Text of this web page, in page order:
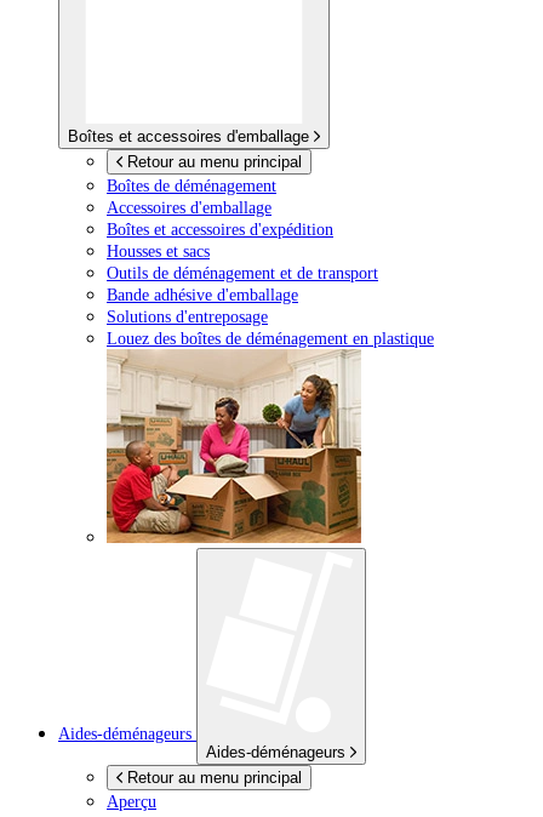
Boîtes et accessoires d'emballage
Retour au menu principal
Boîtes de déménagement
Accessoires d'emballage
Boîtes et accessoires d'expédition
Housses et sacs
Outils de déménagement et de transport
Bande adhésive d'emballage
Solutions d'entreposage
Louez des boîtes de déménagement en plastique
Aides-déménageurs
Aides-déménageurs
Retour au menu principal
Aperçu